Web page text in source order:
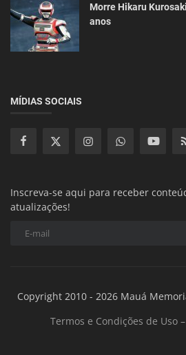
Morre Hikaru
anos
MÍDIAS SOCIAIS
Inscreva-se aqui para receber
atualizações!
Copyright 2010 - 2026 Mauá
Termos e Condições de Uso